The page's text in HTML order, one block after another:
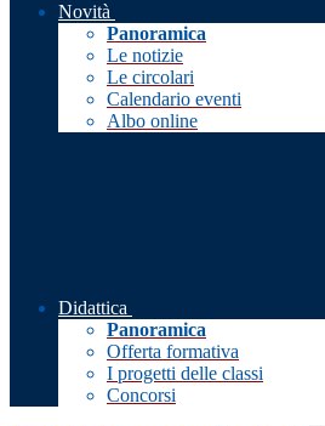
Novità
Panoramica
Le notizie
Le circolari
Calendario eventi
Albo online
Didattica
Panoramica
Offerta formativa
I progetti delle classi
Concorsi